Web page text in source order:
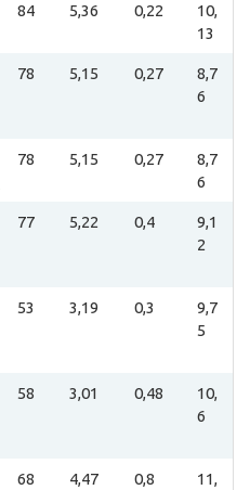
84 5,36 0,22
10,
13
78 5,15 0,27
8,7
6
78 5,15 0,27
8,7
6
77 5,22 0,4
9,1
2
53 3,19 0,3
9,7
5
58 3,01 0,48
10,
6
68 4,47 0,8
11,